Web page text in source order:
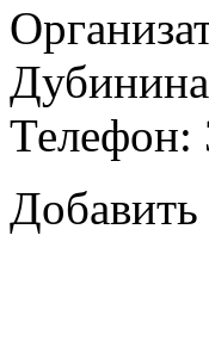
Телефон:
Добавить